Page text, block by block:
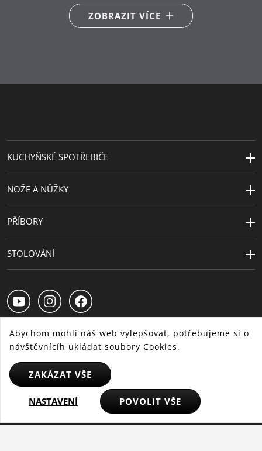
18/10
Péče o výrobky
lze mýt v myčce
ZOBRAZIT VÍCE
KUCHYŇSKÉ SPOTŘEBIČE
NOŽE A NŮŽKY
PŘÍBORY
STOLOVÁNÍ
© 2025 WMF - Všechna práva vyhrazena
Abychom mohli náš web vylepšovat, potřebujeme si o
návštěvnícíh ukládat soubory Cookies.
ZAKÁZAT VŠE
NASTAVENÍ POVOLIT VŠE